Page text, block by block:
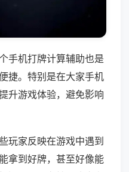
手机打牌计算辅助也是
捷。特别是在大家手机
升游戏体验，避免影响
玩家反映在游戏中遇到
拿到好牌，甚至好像能